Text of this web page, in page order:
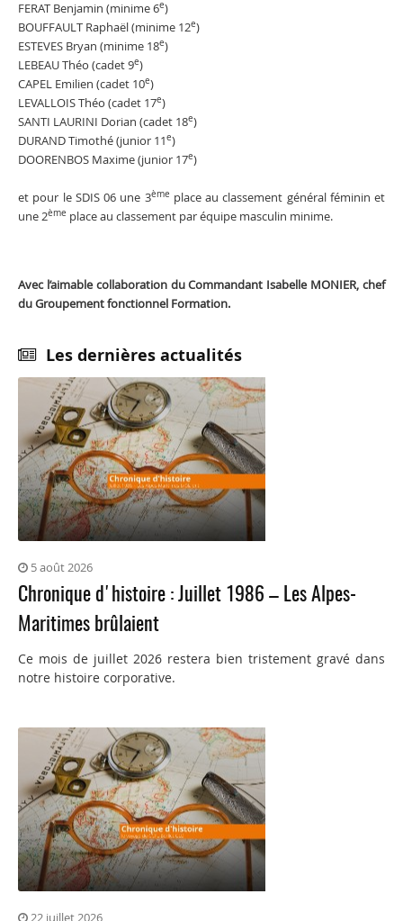
FERAT Benjamin (minime 6e)
BOUFFAULT Raphaël (minime 12e)
ESTEVES Bryan (minime 18e)
LEBEAU Théo (cadet 9e)
CAPEL Emilien (cadet 10e)
LEVALLOIS Théo (cadet 17e)
SANTI LAURINI Dorian (cadet 18e)
DURAND Timothé (junior 11e)
DOORENBOS Maxime (junior 17e)
et pour le SDIS 06 une 3ème place au classement général féminin et
une 2ème place au classement par équipe masculin minime.
Avec l’aimable collaboration du Commandant Isabelle MONIER, chef
du Groupement fonctionnel Formation.
Les dernières actualités
5 août 2026
Chronique d'histoire : Juillet 1986 – Les Alpes-
Maritimes brûlaient
Ce mois de juillet 2026 restera bien tristement gravé dans
notre histoire corporative.
22 juillet 2026